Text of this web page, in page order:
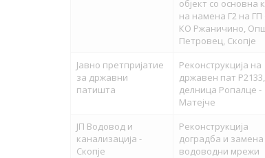
објект со основна
на намена Г2 на ГП
КО Ржаничино,
Петровец, Скопје
Јавно претпријатие
за државни
патишта
Реконструкција на
државен пат P2133,
делница Ропалце -
Матејче
ЈП Водовод и
канализација -
Скопје
Реконструкција
доградба и
водоводни мрежи